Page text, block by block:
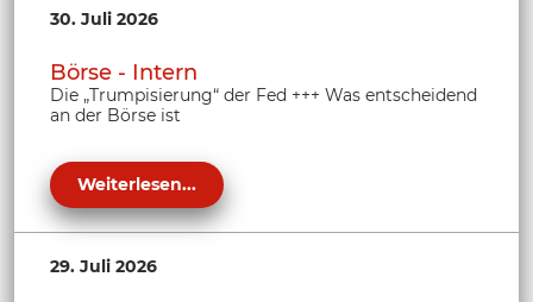
30. Juli 2026
Börse - Intern
Die „Trumpisierung“ der Fed +++ Was entscheidend
an der Börse ist
Weiterlesen...
29. Juli 2026